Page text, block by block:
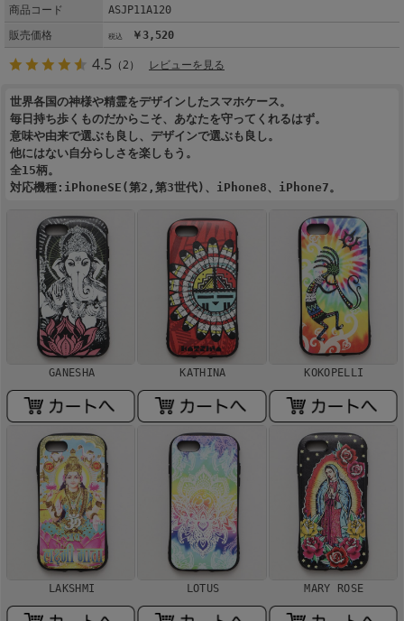
商品コード
ASJP11A120
販売価格
￥3,520
4.5 （2） レビューを見る
世界各国の神様や精霊をデザインしたスマホケース。
毎日持ち歩くものだからこそ、あなたを守ってくれるはず。
意味や由来で選ぶも良し、デザインで選ぶも良し。
他にはない自分らしさを楽しもう。
全15柄。
対応機種:iPhoneSE(第2,第3世代)、iPhone8、iPhone7。
GANESHA KATHINA KOKOPELLI
LAKSHMI LOTUS MARY ROSE